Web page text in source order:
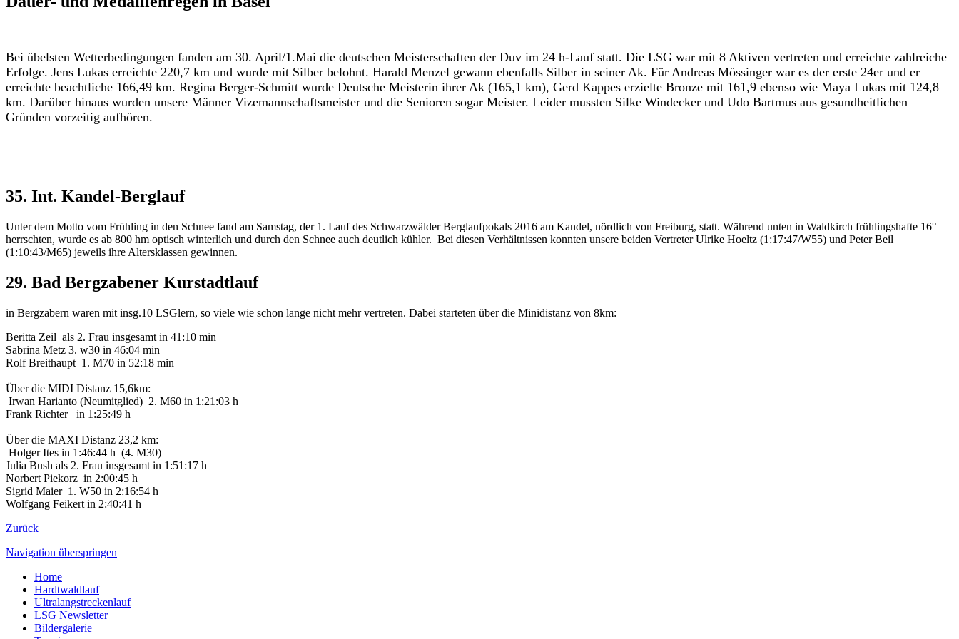
Bei übelsten Wetterbedingungen fanden am 30. April/1.Mai die deutschen Meisterschaften der Duv im 24 h-Lauf statt. Die LSG war mit 8 Aktiven vertreten und erreichte zahlreiche
Erfolge. Jens Lukas erreichte 220,7 km und wurde mit Silber belohnt. Harald Menzel gewann ebenfalls Silber in seiner Ak. Für Andreas Mössinger war es der erste 24er und er
erreichte beachtliche 166,49 km. Regina Berger-Schmitt wurde Deutsche Meisterin ihrer Ak (165,1 km), Gerd Kappes erzielte Bronze mit 161,9 ebenso wie Maya Lukas mit 124,8
km. Darüber hinaus wurden unsere Männer Vizemannschaftsmeister und die Senioren sogar Meister. Leider mussten Silke Windecker und Udo Bartmus aus gesundheitlichen
Gründen vorzeitig aufhören.
35. Int. Kandel-Berglauf
Unter dem Motto vom Frühling in den Schnee fand am Samstag, der 1. Lauf des Schwarzwälder Berglaufpokals 2016 am Kandel, nördlich von Freiburg, statt. Während unten in Waldkirch frühlingshafte 16°
herrschten, wurde es ab 800 hm optisch winterlich und durch den Schnee auch deutlich kühler. Bei diesen Verhältnissen konnten unsere beiden Vertreter Ulrike Hoeltz (1:17:47/W55) und Peter Beil
(1:10:43/M65) jeweils ihre Altersklassen gewinnen.
29. Bad Bergzabener Kurstadtlauf
in Bergzabern waren mit insg.10 LSGlern, so viele wie schon lange nicht mehr vertreten. Dabei starteten über die Minidistanz von 8km:
Beritta Zeil als 2. Frau insgesamt in 41:10 min
Sabrina Metz 3. w30 in 46:04 min
Rolf Breithaupt 1. M70 in 52:18 min
Über die MIDI Distanz 15,6km:
Irwan Harianto (Neumitglied) 2. M60 in 1:21:03 h
Frank Richter in 1:25:49 h
Über die MAXI Distanz 23,2 km:
Holger Ites in 1:46:44 h (4. M30)
Julia Bush als 2. Frau insgesamt in 1:51:17 h
Norbert Piekorz in 2:00:45 h
Sigrid Maier 1. W50 in 2:16:54 h
Wolfgang Feikert in 2:40:41 h
Zurück
Navigation überspringen
Home
Hardtwaldlauf
Ultralangstreckenlauf
LSG Newsletter
Bildergalerie